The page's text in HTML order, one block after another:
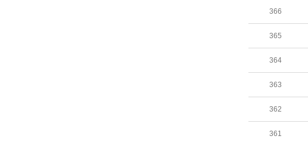
366
365
364
363
362
361